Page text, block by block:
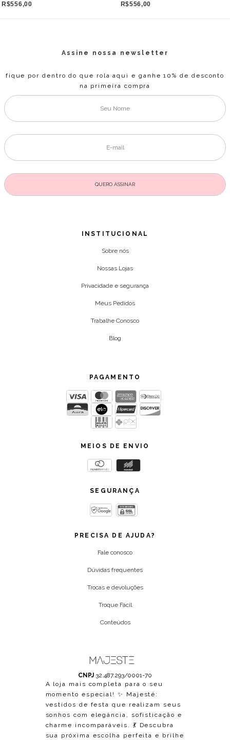
R$556,00
R$556,00
Assine nossa newsletter
fique por dentro do que rola aqui e ganhe 10% de desconto
na primeira compra
INSTITUCIONAL
Sobre nós
Nossas Lojas
Privacidade e segurança
Meus Pedidos
Trabalhe Conosco
Blog
PAGAMENTO
MEIOS DE ENVIO
SEGURANÇA
PRECISA DE AJUDA?
Fale conosco
Dúvidas frequentes
Trocas e devoluções
Troque Fácil
Conteúdos
CNPJ 32.487.293/0001-70
A loja mais completa para o seu
momento especial! ✨ Majesté:
vestidos de festa que realizam seus
sonhos com elegância, sofisticação e
charme incomparáveis. 💃 Descubra
sua próxima escolha perfeita e brilhe